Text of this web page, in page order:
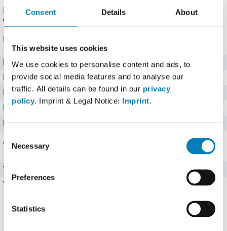
Consent Details About
This website uses cookies
We use cookies to personalise content and ads, to
provide social media features and to analyse our
traffic. All details can be found in our privacy
policy. Imprint & Legal Notice: Imprint.
Selection
Necessary
Preferences
Statistics
Produkt eingetragen von einemFddb Nutzer
Hinweise zu
den Produktdaten
Brennwert
230 kj kJ
Kalorien
55 kcal
Protein
0,9 g g
Kohlenhydrate
12,4 g g
Vitamine
Vitamin C
Vitamin A